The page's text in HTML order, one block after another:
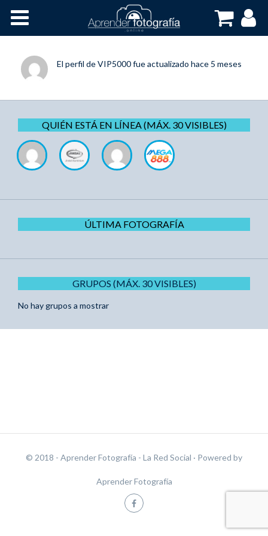
Cursos OnLine
El perfil deVIP5000fue actualizado hace 5 meses
QUIÉN ESTÁ EN LÍNEA (MÁX. 30 VISIBLES)
ÚLTIMA FOTOGRAFÍA
GRUPOS (MÁX. 30 VISIBLES)
No hay grupos a mostrar
© 2018 - Aprender Fotografía - La Red Social · Powered by
Aprender Fotografía